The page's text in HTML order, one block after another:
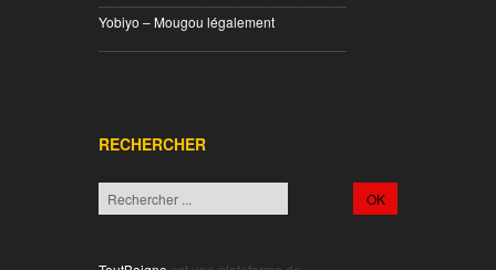
Yobiyo – Mougou légalement
RECHERCHER